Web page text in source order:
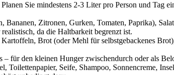
Sie mindestens 2-3 Liter pro Person und
Bananen, Zitronen, Gurken, Tomaten, Paprika),
da die Haltbarkeit begrenzt ist.
Brot (oder Mehl für selbstgebackenes
– für den kleinen Hunger zwischendurch oder als
Toilettenpapier, Seife, Shampoo, Sonnencreme,